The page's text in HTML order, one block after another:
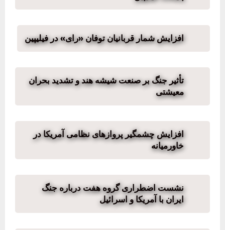
افزایش شمار قربانیان توفان «رای» در فیلیپین
تأثیر جنگ بر صنعت شیشه هند و تشدید بحران
معیشتی
افزایش چشمگیر پروازهای نظامی آمریکا در
خاورمیانه
نشست اضطراری گروه هفت درباره جنگ
ایران با آمریکا و اسرائیل